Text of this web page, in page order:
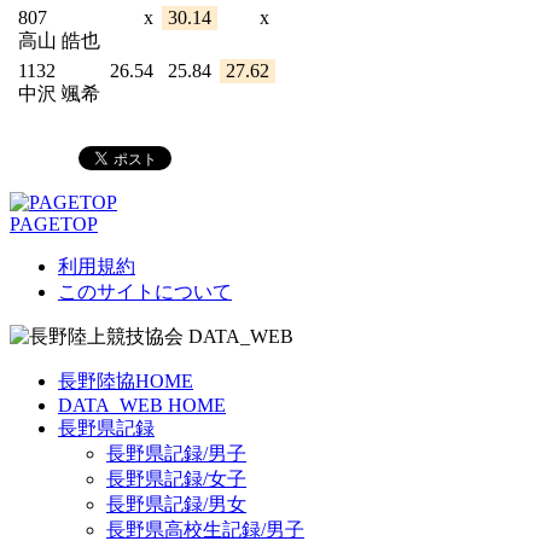
807
高山 皓也
x 30.14 x
1132
中沢 颯希
26.54 25.84 27.62
PAGETOP
利用規約
このサイトについて
長野陸協HOME
DATA_WEB HOME
長野県記録
長野県記録/男子
長野県記録/女子
長野県記録/男女
長野県高校生記録/男子